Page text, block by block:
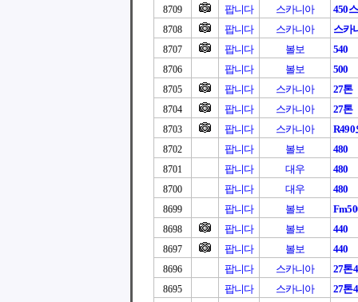
8709 팝니다 스카니아 450
8708 팝니다 스카니아 스카
8707 팝니다 볼보 540
8706 팝니다 볼보 500
8705 팝니다 스카니아 27톤
8704 팝니다 스카니아 27톤
8703 팝니다 스카니아 R490
8702 팝니다 볼보 480
8701 팝니다 대우 480
8700 팝니다 대우 480
8699 팝니다 볼보
8698 팝니다 볼보 440
8697 팝니다 볼보 440
8696 팝니다 스카니아 27톤
8695 팝니다 스카니아 27톤